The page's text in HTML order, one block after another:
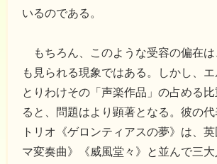
いるのである。
もちろん、このような受容の偏在は
も見られる現象ではある。しかし、エ
とりわけその「声楽作品」の占める比
ると、問題はより顕著となる。彼の
トリオ《ゲロンティアスの夢》は、
マ変奏曲》《威風堂々》と並んで三大